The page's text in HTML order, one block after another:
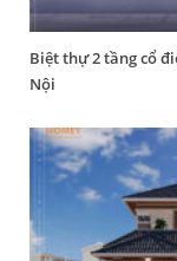
Biệt thự 2 tầng cổ
Nội